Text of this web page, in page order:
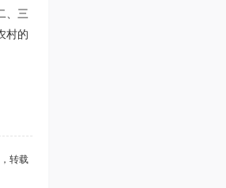
、三
村的
转载